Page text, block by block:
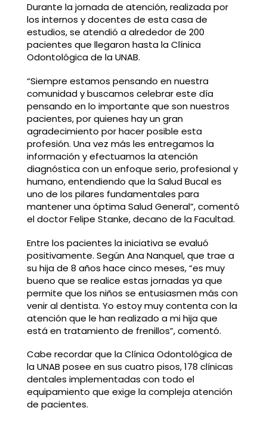
Durante la jornada de atención, realizada por
los internos y docentes de esta casa de
estudios, se atendió a alrededor de 200
pacientes que llegaron hasta la Clínica
Odontológica de la UNAB.
“Siempre estamos pensando en nuestra
comunidad y buscamos celebrar este día
pensando en lo importante que son nuestros
pacientes, por quienes hay un gran
agradecimiento por hacer posible esta
profesión. Una vez más les entregamos la
información y efectuamos la atención
diagnóstica con un enfoque serio, profesional y
humano, entendiendo que la Salud Bucal es
uno de los pilares fundamentales para
mantener una óptima Salud General”, comentó
el doctor Felipe Stanke, decano de la Facultad.
Entre los pacientes la iniciativa se evaluó
positivamente. Según Ana Nanquel, que trae a
su hija de 8 años hace cinco meses, “es muy
bueno que se realice estas jornadas ya que
permite que los niños se entusiasmen más con
venir al dentista. Yo estoy muy contenta con la
atención que le han realizado a mi hija que
está en tratamiento de frenillos”, comentó.
Cabe recordar que la Clínica Odontológica de
la UNAB posee en sus cuatro pisos, 178 clínicas
dentales implementadas con todo el
equipamiento que exige la compleja atención
de pacientes.